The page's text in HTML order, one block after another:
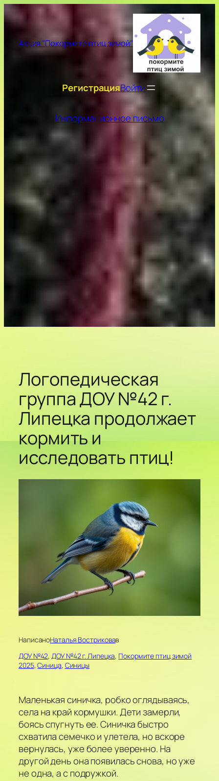
Перейти
к
содержимому
Акция "Покормите птиц зимой"
РегистрацияВойти
Информационное письмо
Логопедическая
группа ДОУ №42 г.
Липецка продолжает
кормить и
исследовать птиц!
НаписаноНаталья Востриковав
ДОУ №42, ДОУ №42 г. Липецка, Покормите птиц зимой
2025, Синица, Синицы
Маленькая синичка, робко оглядываясь,
села на край кормушки. Дети замерли,
боясь спугнуть ее. Синичка быстро
схватила семечко и улетела, но вскоре
вернулась, уже более уверенно. На
другой день она появилась снова, но уже
не одна, а с подружкой.